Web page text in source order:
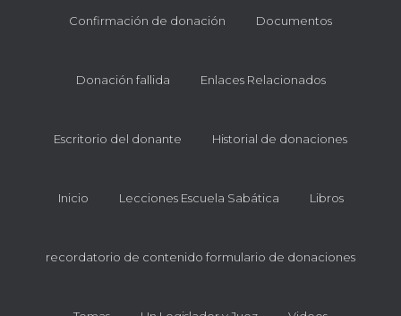
Confirmación de donación Documentos
Donación fallida Enlaces Relacionados
Escritorio del donante Historial de donaciones
Inicio Lecciones Escuela Sabática Libros
recordatorio de contenido formulario de donaciones